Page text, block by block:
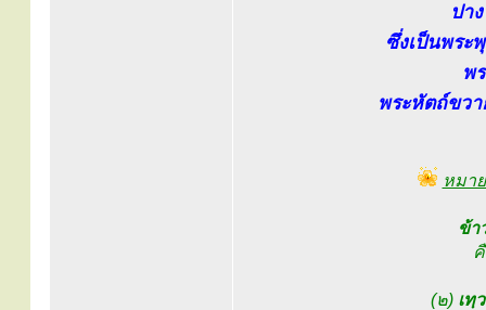
ปา
ซึ่งเป็นพระ
พ
พระหัตถ์ขวา
หมา
ข้า
(๒)เทฺ